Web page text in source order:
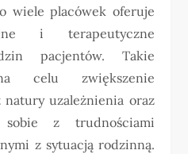
wiele placówek oferuje
i terapeutyczne
pacjentów. Takie
celu zwiększenie
natury uzależnienia oraz
sobie z trudnościami
z sytuacją rodzinną.